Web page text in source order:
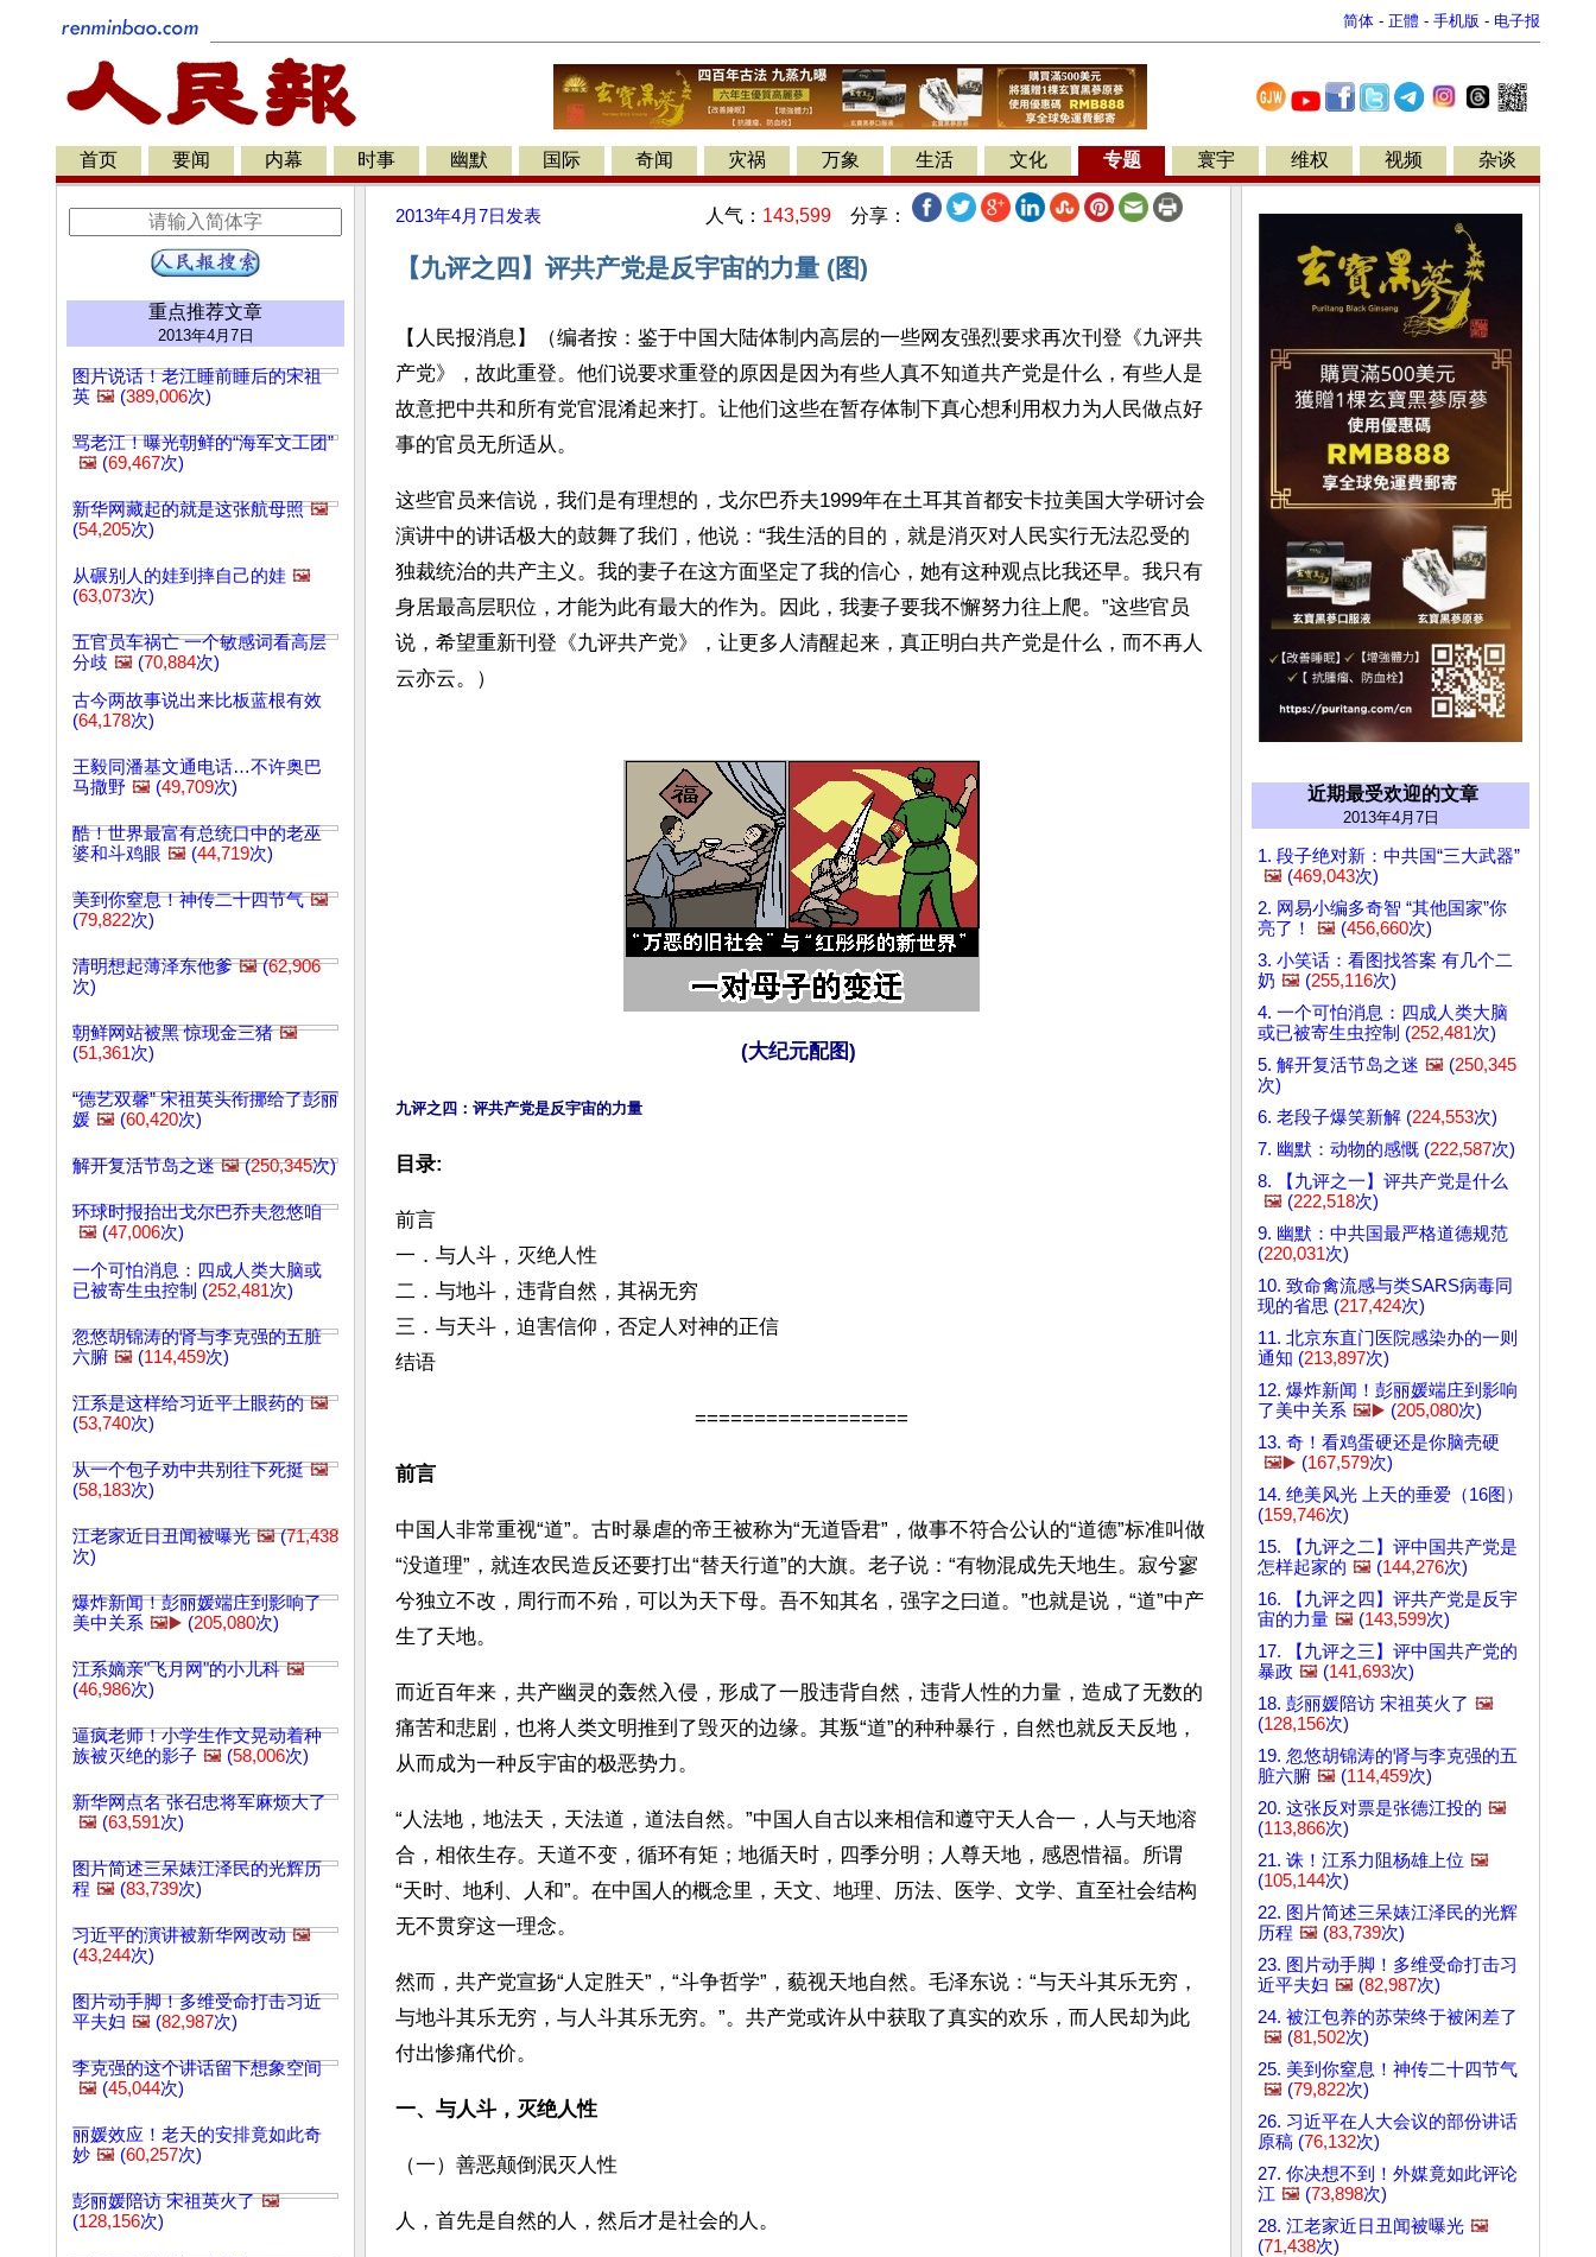
简体 - 正體 - 手机版 - 电子报
首页 要闻 内幕 时事 幽默 国际 奇闻 灾祸 万象 生活 文化 专题 寰宇 维权 视频 杂谈
重点推荐文章
2013年4月7日
图片说话！老江睡前睡后的宋祖
英 🖼️ (389,006次)
骂老江！曝光朝鲜的“海军文工团”
🖼️ (69,467次)
新华网藏起的就是这张航母照 🖼️
(54,205次)
从碾别人的娃到摔自己的娃 🖼️
(63,073次)
五官员车祸亡 一个敏感词看高层
分歧 🖼️ (70,884次)
古今两故事说出来比板蓝根有效
(64,178次)
王毅同潘基文通电话…不许奥巴
马撒野 🖼️ (49,709次)
酷！世界最富有总统口中的老巫
婆和斗鸡眼 🖼️ (44,719次)
美到你窒息！神传二十四节气 🖼️
(79,822次)
清明想起薄泽东他爹 🖼️(62,906
次)
朝鲜网站被黑 惊现金三猪 🖼️
(51,361次)
“德艺双馨” 宋祖英头衔挪给了彭丽
媛 🖼️ (60,420次)
解开复活节岛之迷 🖼️(250,345次)
环球时报抬出戈尔巴乔夫忽悠咱
🖼️ (47,006次)
一个可怕消息：四成人类大脑或
已被寄生虫控制 (252,481次)
忽悠胡锦涛的肾与李克强的五脏
六腑 🖼️ (114,459次)
江系是这样给习近平上眼药的 🖼️
(53,740次)
从一个包子劝中共别往下死挺 🖼️
(58,183次)
江老家近日丑闻被曝光 🖼️(71,438
次)
爆炸新闻！彭丽媛端庄到影响了
美中关系 🖼️▶️ (205,080次)
江系嫡亲"飞月网"的小儿科 🖼️
(46,986次)
逼疯老师！小学生作文晃动着种
族被灭绝的影子 🖼️ (58,006次)
新华网点名 张召忠将军麻烦大了
🖼️ (63,591次)
图片简述三呆婊江泽民的光辉历
程 🖼️ (83,739次)
习近平的演讲被新华网改动 🖼️
(43,244次)
图片动手脚！多维受命打击习近
平夫妇 🖼️ (82,987次)
李克强的这个讲话留下想象空间
🖼️ (45,044次)
丽媛效应！老天的安排竟如此奇
妙 🖼️ (60,257次)
彭丽媛陪访 宋祖英火了 🖼️
(128,156次)
2013年4月7日 发表 人气： 143,599 分享：
【九评之四】评共产党是反宇宙的力量 (图)
【人民报消息】（编者按：鉴于中国大陆体制内高层的一些网友强烈要求再次刊登《九评共
产党》，故此重登。他们说要求重登的原因是因为有些人真不知道共产党是什么，有些人是
故意把中共和所有党官混淆起来打。让他们这些在暂存体制下真心想利用权力为人民做点好
事的官员无所适从。
这些官员来信说，我们是有理想的，戈尔巴乔夫1999年在土耳其首都安卡拉美国大学研讨会
演讲中的讲话极大的鼓舞了我们，他说：“我生活的目的，就是消灭对人民实行无法忍受的
独裁统治的共产主义。我的妻子在这方面坚定了我的信心，她有这种观点比我还早。我只有
身居最高层职位，才能为此有最大的作为。因此，我妻子要我不懈努力往上爬。”这些官员
说，希望重新刊登《九评共产党》，让更多人清醒起来，真正明白共产党是什么，而不再人
云亦云。）
(大纪元配图)
九评之四：评共产党是反宇宙的力量
目录:
前言
一．与人斗，灭绝人性
二．与地斗，违背自然，其祸无穷
三．与天斗，迫害信仰，否定人对神的正信
结语
==================
前言
中国人非常重视“道”。古时暴虐的帝王被称为“无道昏君”，做事不符合公认的“道德”标准叫做
“没道理”，就连农民造反还要打出“替天行道”的大旗。老子说：“有物混成先天地生。寂兮寥
兮独立不改，周行而不殆，可以为天下母。吾不知其名，强字之曰道。”也就是说，“道”中产
生了天地。
而近百年来，共产幽灵的轰然入侵，形成了一股违背自然，违背人性的力量，造成了无数的
痛苦和悲剧，也将人类文明推到了毁灭的边缘。其叛“道”的种种暴行，自然也就反天反地，
从而成为一种反宇宙的极恶势力。
“人法地，地法天，天法道，道法自然。”中国人自古以来相信和遵守天人合一，人与天地溶
合，相依生存。天道不变，循环有矩；地循天时，四季分明；人尊天地，感恩惜福。所谓
“天时、地利、人和”。在中国人的概念里，天文、地理、历法、医学、文学、直至社会结构
无不贯穿这一理念。
然而，共产党宣扬“人定胜天”，“斗争哲学”，藐视天地自然。毛泽东说：“与天斗其乐无穷，
与地斗其乐无穷，与人斗其乐无穷。”。共产党或许从中获取了真实的欢乐，而人民却为此
付出惨痛代价。
一、与人斗，灭绝人性
（一）善恶颠倒泯灭人性
人，首先是自然的人，然后才是社会的人。
近期最受欢迎的文章
2013年4月7日
1. 段子绝对新：中共国“三大武器”
🖼️ (469,043次)
2. 网易小编多奇智 “其他国家”你
亮了！
🖼️ (456,660次)
3. 小笑话：看图找答案 有几个二
奶 🖼️ (255,116次)
4. 一个可怕消息：四成人类大脑
或已被寄生虫控制 (252,481次)
5. 解开复活节岛之迷 🖼️ (250,345
次)
6. 老段子爆笑新解 (224,553次)
7. 幽默：动物的感慨 (222,587次)
8. 【九评之一】评共产党是什么
🖼️ (222,518次)
9. 幽默：中共国最严格道德规范
(220,031次)
10. 致命禽流感与类SARS病毒同
现的省思 (217,424次)
11. 北京东直门医院感染办的一则
通知 (213,897次)
12. 爆炸新闻！彭丽媛端庄到影响
了美中关系 🖼️▶️ (205,080次)
13. 奇！看鸡蛋硬还是你脑壳硬
🖼️▶️ (167,579次)
14. 绝美风光 上天的垂爱（16图）
(159,746次)
15. 【九评之二】评中国共产党是
怎样起家的 🖼️ (144,276次)
16. 【九评之四】评共产党是反宇
宙的力量 🖼️ (143,599次)
17. 【九评之三】评中国共产党的
暴政 🖼️ (141,693次)
18. 彭丽媛陪访 宋祖英火了 🖼️
(128,156次)
19. 忽悠胡锦涛的肾与李克强的五
脏六腑 🖼️ (114,459次)
20. 这张反对票是张德江投的 🖼️
(113,866次)
21. 诛！江系力阻杨雄上位 🖼️
(105,144次)
22. 图片简述三呆婊江泽民的光辉
历程 🖼️ (83,739次)
23. 图片动手脚！多维受命打击习
近平夫妇 🖼️ (82,987次)
24. 被江包养的苏荣终于被闲差了
🖼️ (81,502次)
25. 美到你窒息！神传二十四节气
🖼️ (79,822次)
26. 习近平在人大会议的部份讲话
原稿 (76,132次)
27. 你决想不到！外媒竟如此评论
江 🖼️ (73,898次)
28. 江老家近日丑闻被曝光 🖼️
(71,438次)